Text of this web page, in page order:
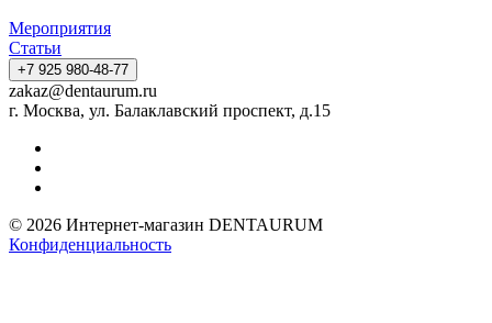
Мероприятия
Статьи
+7 925 980-48-77
zakaz@dentaurum.ru
г. Москва, ул. Балаклавский проспект, д.15
© 2026 Интернет-магазин DENTAURUM
Конфиденциальность